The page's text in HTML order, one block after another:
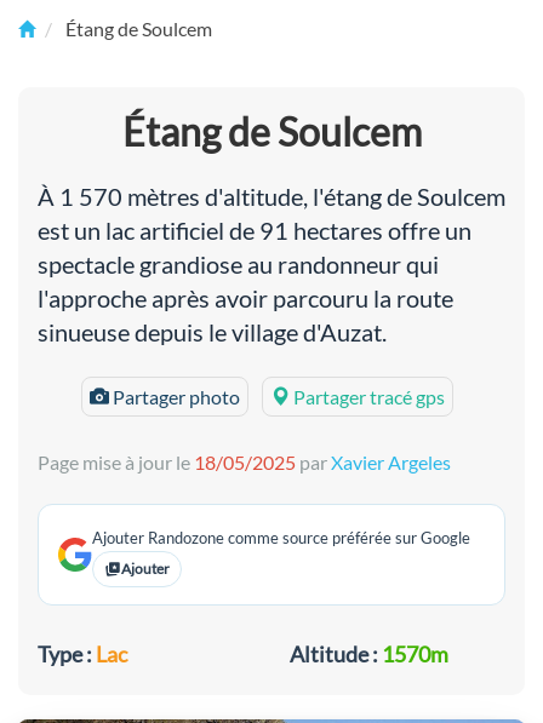
Étang de Soulcem
Étang de Soulcem
À 1 570 mètres d'altitude, l'étang de Soulcem
est un lac artificiel de 91 hectares offre un
spectacle grandiose au randonneur qui
l'approche après avoir parcouru la route
sinueuse depuis le village d'Auzat.
Partager photo Partager tracé gps
Page mise à jour le 18/05/2025 parXavier Argeles
Ajouter Randozone comme source préférée sur Google
Ajouter
Type : Lac Altitude : 1570m